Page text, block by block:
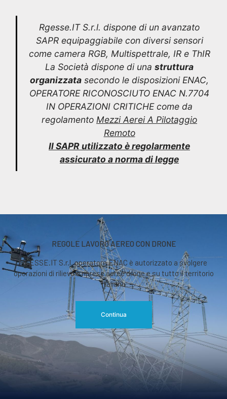
Rgesse.IT S.r.l. dispone di un avanzato
SAPR equipaggiabile con diversi sensori
come camera RGB, Multispettrale, IR e ThIR
La Società dispone di una struttura
organizzata secondo le disposizioni ENAC,
OPERATORE RICONOSCIUTO ENAC N.7704
IN OPERAZIONI CRITICHE come da
regolamento Mezzi Aerei A Pilotaggio
Remoto
Il SAPR utilizzato è regolarmente
assicurato a norma di legge
REGOLE LAVORO AEREO CON DRONE
RGESSE.IT S.r.l. operatore ENAC è autorizzato a svolgere
operazioni di rilievo o riprese aeree drone e su tutto il territorio
italiano
Continua